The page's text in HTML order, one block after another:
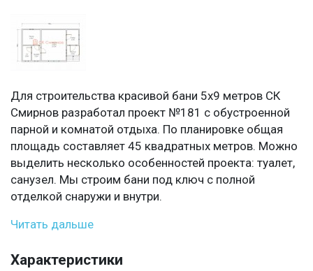
Для строительства красивой бани 5х9 метров СК
Смирнов разработал проект №181 с обустроенной
парной и комнатой отдыха. По планировке общая
площадь составляет 45 квадратных метров. Можно
выделить несколько особенностей проекта: туалет,
санузел. Мы строим бани под ключ с полной
отделкой снаружи и внутри.
Читать дальше
Характеристики